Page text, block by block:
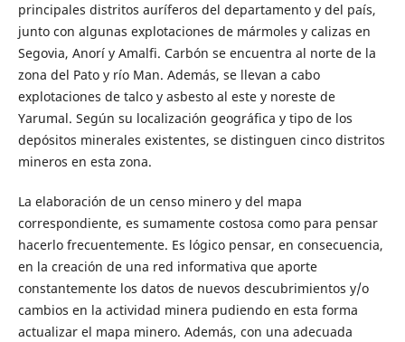
principales distritos auríferos del departamento y del país,
junto con algunas explotaciones de mármoles y calizas en
Segovia, Anorí y Amalfi. Carbón se encuentra al norte de la
zona del Pato y río Man. Además, se llevan a cabo
explotaciones de talco y asbesto al este y noreste de
Yarumal. Según su localización geográfica y tipo de los
depósitos minerales existentes, se distinguen cinco distritos
mineros en esta zona.
La elaboración de un censo minero y del mapa
correspondiente, es sumamente costosa como para pensar
hacerlo frecuentemente. Es lógico pensar, en consecuencia,
en la creación de una red informativa que aporte
constantemente los datos de nuevos descubrimientos y/o
cambios en la actividad minera pudiendo en esta forma
actualizar el mapa minero. Además, con una adecuada